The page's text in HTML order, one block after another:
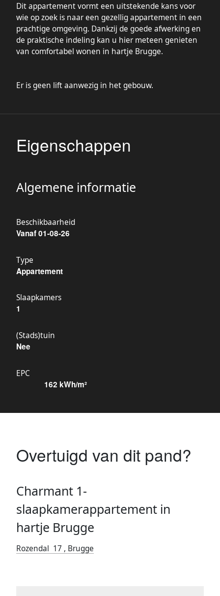
Dit appartement vormt een uitstekende kans voor
wie op zoek is naar een gezellig appartement in een
prachtige omgeving. Dankzij de goede afwerking en
de praktische indeling kan u hier meteen genieten
van comfortabel wonen in hartje Brugge.
Er is geen lift aanwezig in het gebouw.
Eigenschappen
Algemene informatie
Beschikbaarheid
Vanaf 01-08-26
Type
Appartement
Slaapkamers
1
(Stads)tuin
Nee
EPC
162 kWh/m²
Overtuigd van dit pand?
Charmant 1-
slaapkamerappartement in
hartje Brugge
Rozendal 17 , Brugge